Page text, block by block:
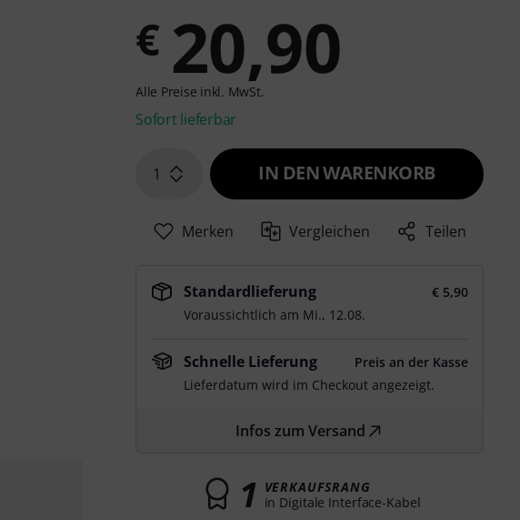
€ 20,90
Alle Preise inkl. MwSt.
Sofort lieferbar
1 IN DEN WARENKORB
Merken Vergleichen Teilen
Standardlieferung
€ 5,90
Voraussichtlich am Mi., 12.08.
Schnelle Lieferung
Preis an der Kasse
Lieferdatum wird im Checkout angezeigt.
Infos zum Versand
1 VERKAUFSRANG
in Digitale Interface-Kabel